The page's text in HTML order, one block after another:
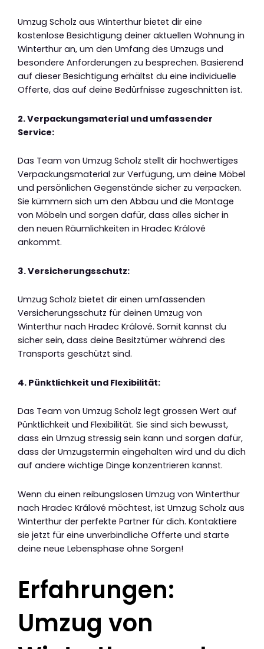
Umzug Scholz aus Winterthur bietet dir eine
kostenlose Besichtigung deiner aktuellen Wohnung in
Winterthur an, um den Umfang des Umzugs und
besondere Anforderungen zu besprechen. Basierend
auf dieser Besichtigung erhältst du eine individuelle
Offerte, das auf deine Bedürfnisse zugeschnitten ist.
2. Verpackungsmaterial und umfassender
Service:
Das Team von Umzug Scholz stellt dir hochwertiges
Verpackungsmaterial zur Verfügung, um deine Möbel
und persönlichen Gegenstände sicher zu verpacken.
Sie kümmern sich um den Abbau und die Montage
von Möbeln und sorgen dafür, dass alles sicher in
den neuen Räumlichkeiten in Hradec Králové
ankommt.
3. Versicherungsschutz:
Umzug Scholz bietet dir einen umfassenden
Versicherungsschutz für deinen Umzug von
Winterthur nach Hradec Králové. Somit kannst du
sicher sein, dass deine Besitztümer während des
Transports geschützt sind.
4. Pünktlichkeit und Flexibilität:
Das Team von Umzug Scholz legt grossen Wert auf
Pünktlichkeit und Flexibilität. Sie sind sich bewusst,
dass ein Umzug stressig sein kann und sorgen dafür,
dass der Umzugstermin eingehalten wird und du dich
auf andere wichtige Dinge konzentrieren kannst.
Wenn du einen reibungslosen Umzug von Winterthur
nach Hradec Králové möchtest, ist Umzug Scholz aus
Winterthur der perfekte Partner für dich. Kontaktiere
sie jetzt für eine unverbindliche Offerte und starte
deine neue Lebensphase ohne Sorgen!
Erfahrungen:
Umzug von